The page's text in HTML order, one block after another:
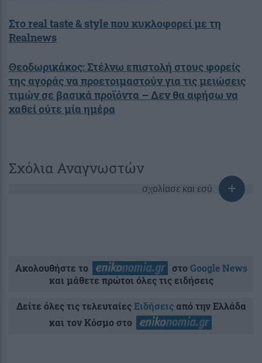
Στο real taste & style που κυκλοφορεί με τη
Realnews
Θεοδωρικάκος: Στέλνω επιστολή στους φορείς
της αγοράς να προετοιμαστούν για τις μειώσεις
τιμών σε βασικά προϊόντα – Δεν θα αφήσω να
χαθεί ούτε μία ημέρα
Σχόλια Αναγνωστών
σχολίασε και εσύ
Ακολουθήστε το στοGoogle News
και μάθετε πρώτοι όλες τις ειδήσεις
Δείτε όλες τις τελευταίεςΕιδήσειςαπό την Ελλάδα
και τον Κόσμο στο